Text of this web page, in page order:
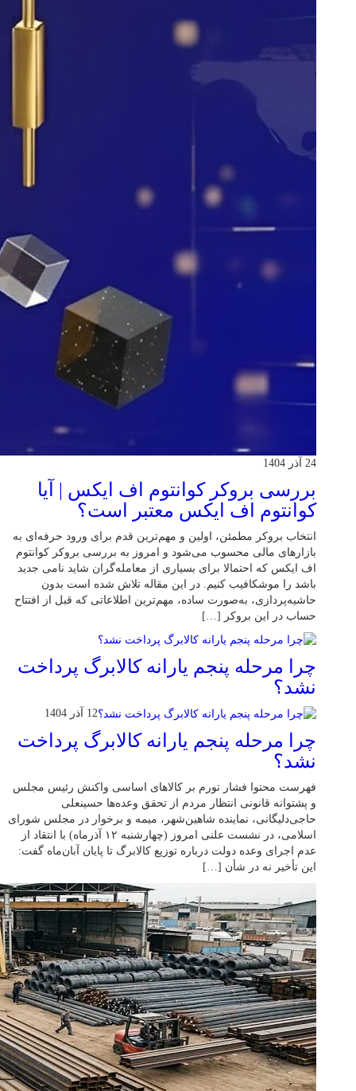
24 آذر 1404
بررسی بروکر کوانتوم اف ایکس | آیا
کوانتوم اف ایکس معتبر است؟
انتخاب بروکر مطمئن، اولین و مهم‌ترین قدم برای ورود حرفه‌ای به
بازارهای مالی محسوب می‌شود و امروز به بررسی بروکر کوانتوم
اف ایکس که احتمالا برای بسیاری از معامله‌گران شاید نامی جدید
باشد را موشکافیب کنیم. در این مقاله تلاش شده است بدون
حاشیه‌پردازی، به‌صورت ساده، مهم‌ترین اطلاعاتی که قبل از افتتاح
حساب در این بروکر […]
چرا مرحله پنجم یارانه کالابرگ پرداخت
نشد؟
12 آذر 1404
چرا مرحله پنجم یارانه کالابرگ پرداخت
نشد؟
فهرست محتوا فشار تورم بر کالاهای اساسی واکنش رئیس مجلس
و پشتوانه قانونی انتظار مردم از تحقق وعده‌ها حسینعلی
حاجی‌دلیگانی، نماینده شاهین‌شهر، میمه و برخوار در مجلس شورای
اسلامی، در نشست علنی امروز (چهارشنبه ۱۲ آذرماه) با انتقاد از
عدم اجرای وعده دولت درباره توزیع کالابرگ تا پایان آبان‌ماه گفت:
این تأخیر نه در شأن […]